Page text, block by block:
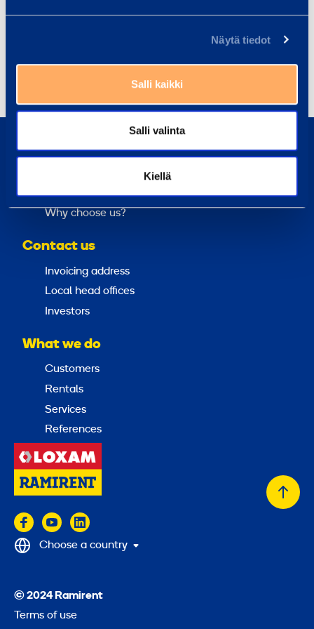
Näytä tiedot
Salli kaikki
Salli valinta
Kiellä
About us
Loxam Group
Why choose us?
Contact us
Invoicing address
Local head offices
Investors
What we do
Customers
Rentals
Services
References
Back
© 2024 Ramirent
Terms of use
Choose a country